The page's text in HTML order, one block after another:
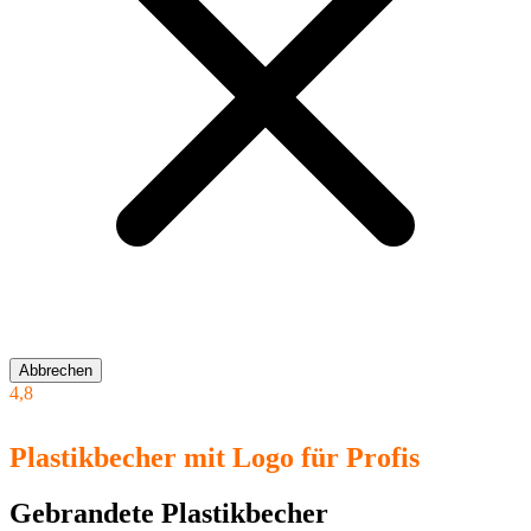
Abbrechen
4,8
Plastikbecher mit Logo für Profis
Gebrandete Plastikbecher